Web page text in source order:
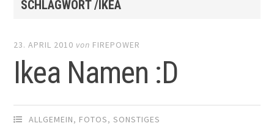
SCHLAGWORT /IKEA
23. APRIL 2010 von FIREPOWER
Ikea Namen :D
ALLGEMEIN, FOTOS,SONSTIGES